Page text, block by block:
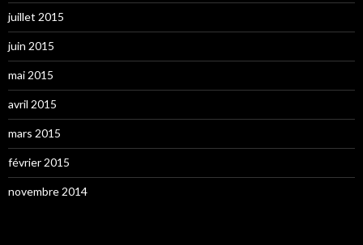
juillet 2015
juin 2015
mai 2015
avril 2015
mars 2015
février 2015
novembre 2014